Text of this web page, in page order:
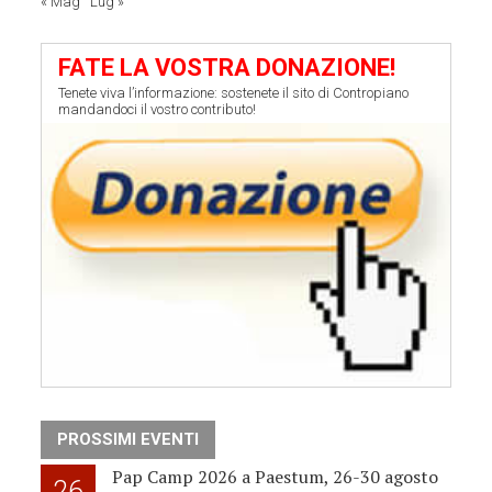
FATE LA VOSTRA DONAZIONE!
Tenete viva l’informazione: sostenete il sito di Contropiano
mandandoci il vostro contributo!
PROSSIMI EVENTI
Pap Camp 2026 a Paestum, 26-30 agosto